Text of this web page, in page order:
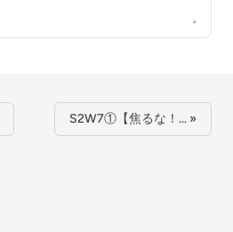
S2W7①【焦るな！… »